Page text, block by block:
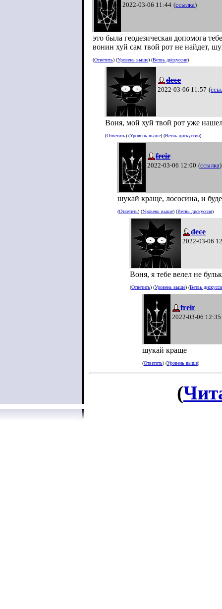
2022-03-06 11:44 (ссылка)
это была геодезическая допомога
вонин хуй сам твой рот не найдет,
(Ответить) (Уровень выше) (Ветвь дискуссии)
dece
2022-03-06 11:57 (
Воня, мой хуй твой рот уже
(Ответить) (Уровень выше) (Ветвь дискуссии)
freir
2022-03-06 12:00 (ссылка)
шукай краще, лососина, и
(Ответить) (Уровень выше) (Ветвь дискуссии)
dece
2022-03-06
Воня, я тебе велел не
(Ответить) (Уровень выше) (Ветвь
freir
2022-03-06 12:35
шукай краще
(Ответить) (Уровень выше)
(